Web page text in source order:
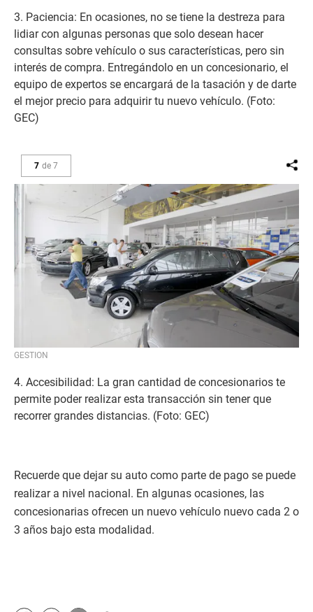
3. Paciencia: En ocasiones, no se tiene la destreza para
lidiar con algunas personas que solo desean hacer
consultas sobre vehículo o sus características, pero sin
interés de compra. Entregándolo en un concesionario, el
equipo de expertos se encargará de la tasación y de darte
el mejor precio para adquirir tu nuevo vehículo. (Foto:
GEC)
7 de 7
GESTION
4. Accesibilidad: La gran cantidad de concesionarios te
permite poder realizar esta transacción sin tener que
recorrer grandes distancias. (Foto: GEC)
Recuerde que dejar su auto como parte de pago se puede
realizar a nivel nacional. En algunas ocasiones, las
concesionarias ofrecen un nuevo vehículo nuevo cada 2 o
3 años bajo esta modalidad.